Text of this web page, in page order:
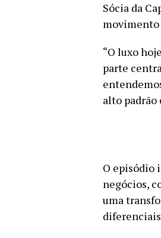
Sócia da
movimento
“O luxo
parte
alto padrão
O episódio
negócios,
uma